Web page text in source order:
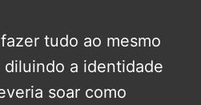
tudo ao mesmo
a identidade
soar como